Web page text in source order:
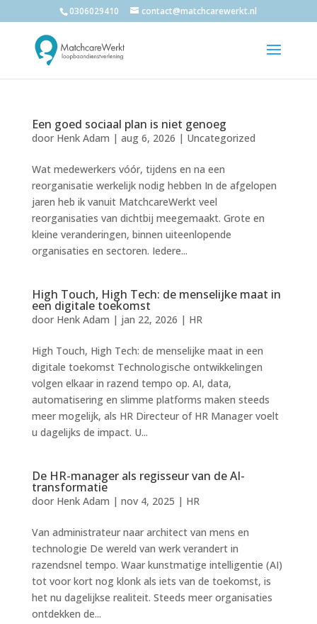
0306029410 contact@matchcarewerkt.nl
Een goed sociaal plan is niet genoeg
door Henk Adam | aug 6, 2026 | Uncategorized
Wat medewerkers vóór, tijdens en na een
reorganisatie werkelijk nodig hebben In de afgelopen
jaren heb ik vanuit MatchcareWerkt veel
reorganisaties van dichtbij meegemaakt. Grote en
kleine veranderingen, binnen uiteenlopende
organisaties en sectoren. Iedere...
High Touch, High Tech: de menselijke maat in
een digitale toekomst
door Henk Adam | jan 22, 2026 | HR
High Touch, High Tech: de menselijke maat in een
digitale toekomst Technologische ontwikkelingen
volgen elkaar in razend tempo op. AI, data,
automatisering en slimme platforms maken steeds
meer mogelijk, als HR Directeur of HR Manager voelt
u dagelijks de impact. U...
De HR-manager als regisseur van de AI-
transformatie
door Henk Adam | nov 4, 2025 | HR
Van administrateur naar architect van mens en
technologie De wereld van werk verandert in
razendsnel tempo. Waar kunstmatige intelligentie (AI)
tot voor kort nog klonk als iets van de toekomst, is
het nu dagelijkse realiteit. Steeds meer organisaties
ontdekken de...